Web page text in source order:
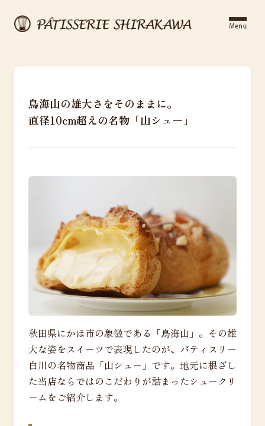
鳥海山の雄大さをそのままに。
直径10cm超えの名物「山シュー」
秋田県にかほ市の象徴である「鳥海山」。その雄
大な姿をスイーツで表現したのが、パティスリー
白川の名物商品「山シュー」です。地元に根ざし
た当店ならではのこだわりが詰まったシュークリ
ームをご紹介します。